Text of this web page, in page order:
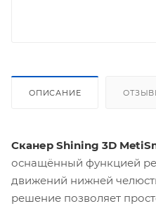
ОПИСАНИЕ
Сканер Shining 3D
оснащённый функцией
движений нижней
решение позволяет